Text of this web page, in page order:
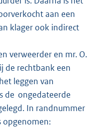
aan een
klager ook indirect
verweerder en mr. O.
de rechtbank een
leggen van
de ongedateerde
In randnummer
opgenomen: